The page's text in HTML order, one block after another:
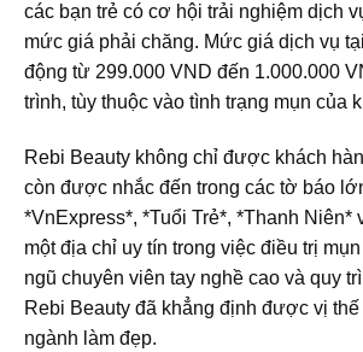
các bạn trẻ có cơ hội trải nghiệm dịch
mức giá phải chăng. Mức giá dịch vụ
động từ 299.000 VND đến 1.000.000
trình, tùy thuộc vào tình trạng mụn của
Rebi Beauty không chỉ được khách
còn được nhắc đến trong các tờ báo
*VnExpress*, *Tuổi Trẻ*, *Thanh Niên*
một địa chỉ uy tín trong việc điều trị
ngũ chuyên viên tay nghề cao và quy
Rebi Beauty đã khẳng định được vị thế
ngành làm đẹp.